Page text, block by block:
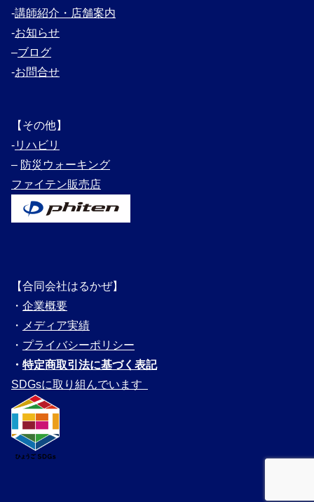
‐講師紹介・ 店舗案内
‐お知らせ
–ブログ
‐お問合せ
【その他】
‐リハビリ
– 防災ウォーキング
ファイテン販売店
【合同会社はるかぜ】
・ 企業概要
・ メディ ア実績
・ プライバシーポリシー
・ 特定商取引法に基づく表記
SDGsに取り組んでいます